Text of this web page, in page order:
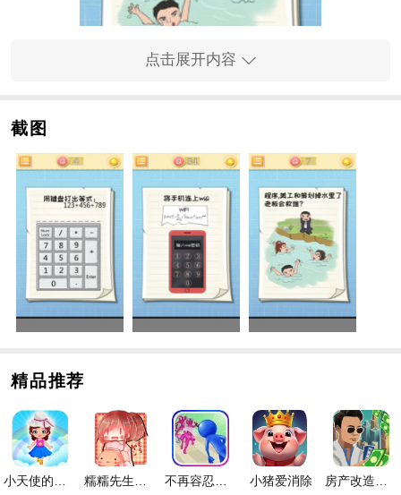
1、大量的手游关卡，精彩有趣的手游玩法，每一关卡都
会给你意想不到的惊喜。
2、大脑燃烧手游玩法：你必须操作自己的大脑，不断进
行手游挑战。
3、有太多的手游主题和不同的手游玩法，您需要快速分
析手游。
1、轻松舒适的音乐背景，释放神经系统紧张；
不到的清关感；
3、最尴尬的大脑手游是一个简单有趣的手游，可以随时
随地玩。
点击展开内容
截图
精品推荐
小天使的冒险手游 糯糯先生的面包店手游 不再容忍手游 小猪爱消除 房产改造王游戏手机版手游